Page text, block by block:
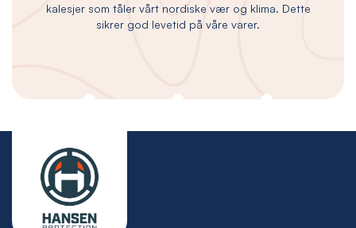
kalesjer som tåler vårt nordiske vær og klima. Dette
sikrer god levetid på våre varer.